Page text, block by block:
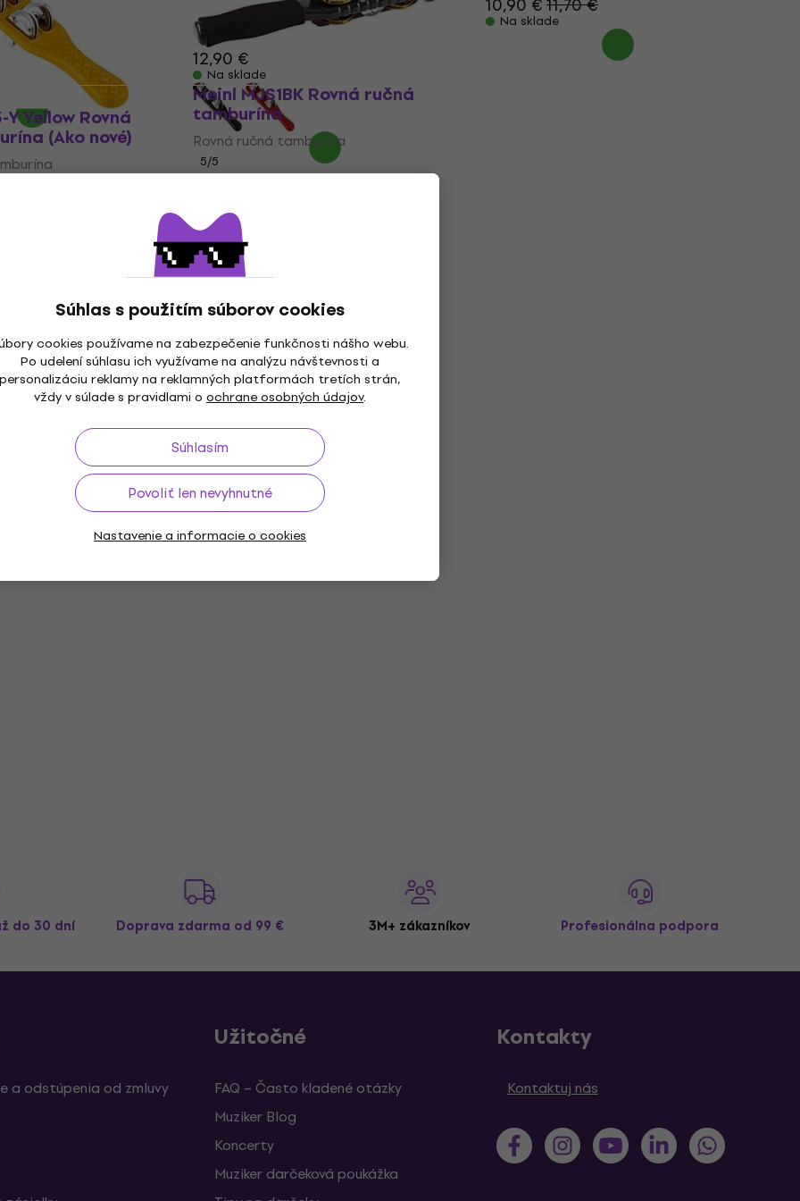
Súhlas s použitím súborov cookies
cookies používame na zabezpečenie funkčnosti nášho webu.
Po udelení súhlasu ich využívame na analýzu návštevnosti a
personalizáciu reklamy na reklamných platformách tretích strán,
vždy v súlade s pravidlami o ochrane osobných údajov.
Súhlasím
Povoliť len nevyhnutné
Nastavenie a informacie o cookies
s kódomMUZMUZ-5
12,90 €
Na sklade
Na sklade
Y Yellow Rovná
(Ako nové)
Meinl MJS1BK Rovná ručná
tamburína
Rovná ručná tamburína
5/5
40 €42 €
do 30 dní Doprava zdarma od 99 € 3M+ zákazníkov Profesionálna podpora
a odstúpenia od zmluvy
Užitočné
FAQ – Často kladené otázky
Muziker Blog
Koncerty
Muziker darčeková poukážka
Kontakty
Kontaktuj nás